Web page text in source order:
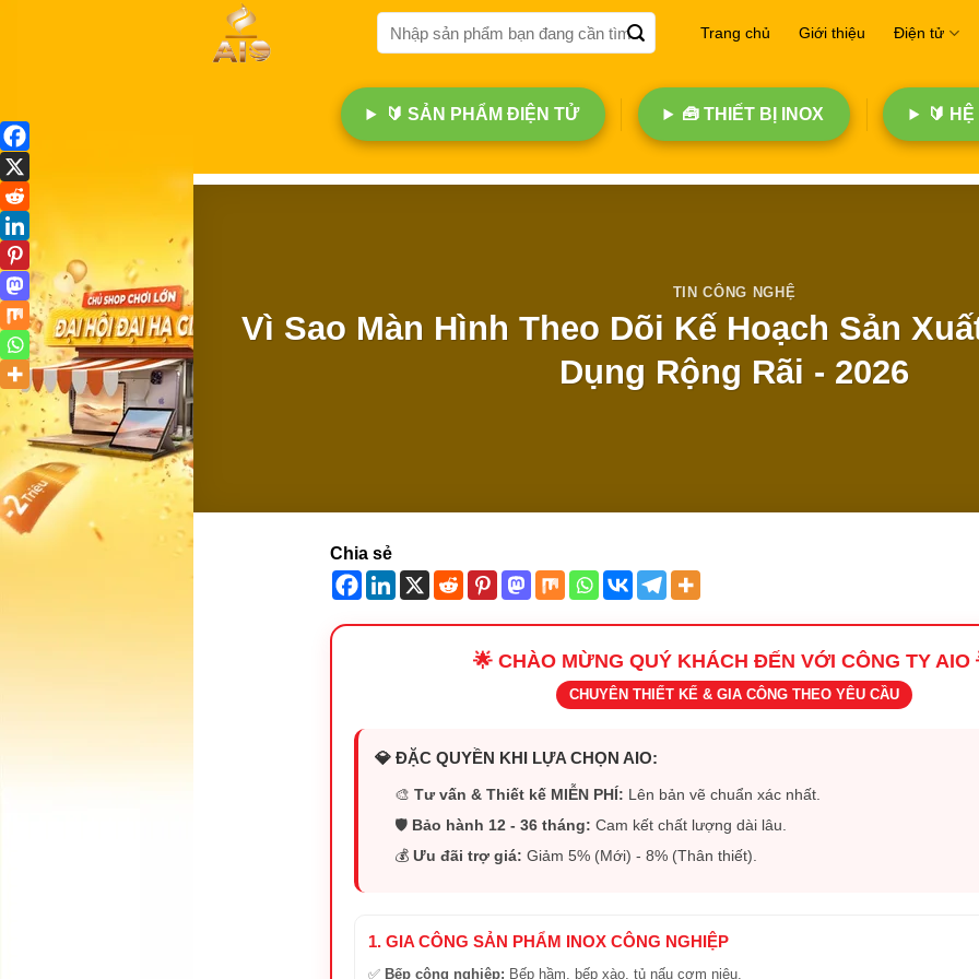
qua
nội
Tìm
kiếm:
Trang chủ Giới thiệu Điện tử
🔰 SẢN PHẨM ĐIỆN TỬ 🧰 THIẾT BỊ INOX 🔰
TIN CÔNG NGHỆ
Vì Sao Màn Hình Theo Dõi Kế Hoạch Sản
Dụng Rộng Rãi - 2026
Chia sẻ
🌟 CHÀO MỪNG QUÝ KHÁCH ĐẾN VỚI CÔNG TY AIO
CHUYÊN THIẾT KẾ & GIA CÔNG THEO YÊU CẦU
💎 ĐẶC QUYỀN KHI LỰA CHỌN AIO:
🎨Tư vấn & Thiết kế MIỄN PHÍ: Lên bản vẽ chuẩn xác nhất.
🛡️ Bảo hành 12 - 36 tháng: Cam kết chất lượng dài lâu.
💰Ưu đãi trợ giá: Giảm 5% (Mới) - 8% (Thân thiết).
1. GIA CÔNG SẢN PHẨM INOX CÔNG NGHIỆP
✅ Bếp công nghiệp: Bếp hầm, bếp xào, tủ nấu cơm niêu.